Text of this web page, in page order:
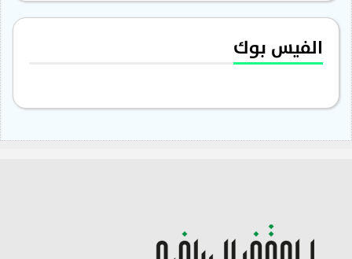
الفيس بوك